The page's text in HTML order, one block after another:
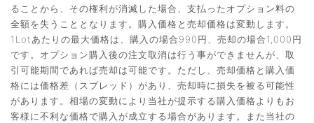
ることから、その権利が消滅した場合、支払ったオプション料の
全額を失うこととなります。購入価格と売却価格は変動します。
1Lotあたりの最大価格は、購入の場合990円、売却の場合1,000円
です。オプション購入後の注文取消は行う事ができませんが、取
引可能期間であれば売却は可能です。ただし、売却価格と購入価
格には価格差（スプレッド）があり、売却時に損失を被る可能性
があります。相場の変動により当社が提示する購入価格よりもお
客様に不利な価格で購入が成立する場合があります。また当社の